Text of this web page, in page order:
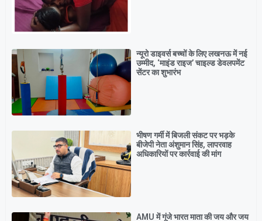
न्यूरो डाइवर्स बच्चों के लिए लखनऊ में नई
उम्मीद, ‘माइंड राइज’ चाइल्ड डेवलपमेंट
सेंटर का शुभारंभ
भीषण गर्मी में बिजली संकट पर भड़के
बीजेपी नेता अंशुमान सिंह, लापरवाह
अधिकारियों पर कार्रवाई की मांग
AMU में गूंजे भारत माता की जय और जय